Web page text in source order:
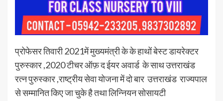
प्रोफेसर तिवारी 2021में मुख्यमंत्री के के हाथों बेस्ट डायरेक्टर
पुरुस्कार ,2020 टीचर ऑफ़ द ईयर अवार्ड के साथ उत्तराखंड
रत्न पुरुस्कार ,राष्ट्रीय सेवा योजना में दो बार उत्तराखंड राज्यपाल
से सम्मानित किए जा चुके है तथा लिन्नियन सोसायटी